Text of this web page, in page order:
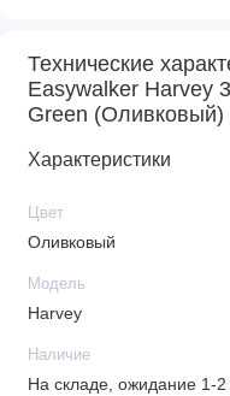
Технические
Easywalker Harvey
Green (Оливковый)
Характеристики
Цвет
Оливковый
Модель
Harvey
Наличие
На складе, ожидание 1-2